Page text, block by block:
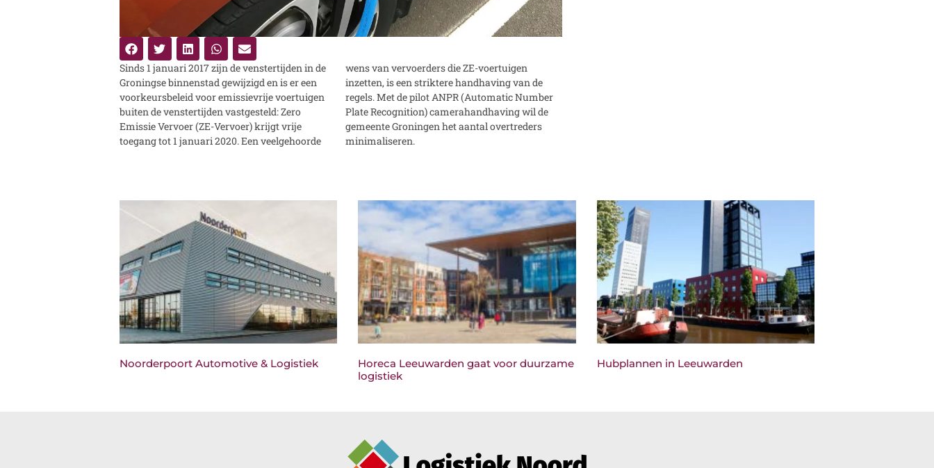
Sinds 1 januari 2017 zijn de venstertijden in de
Groningse binnenstad gewijzigd en is er een
voorkeursbeleid voor emissievrije voertuigen
buiten de venstertijden vastgesteld: Zero
Emissie Vervoer (ZE-Vervoer) krijgt vrije
toegang tot 1 januari 2020. Een veelgehoorde
wens van vervoerders die ZE-voertuigen
inzetten, is een striktere handhaving van de
regels. Met de pilot ANPR (Automatic Number
Plate Recognition) camerahandhaving wil de
gemeente Groningen het aantal overtreders
minimaliseren.
Noorderpoort Automotive & Logistiek
Horeca Leeuwarden gaat voor duurzame
logistiek
Hubplannen in Leeuwarden